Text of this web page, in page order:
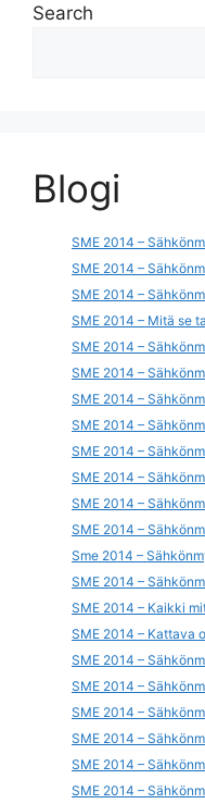
Search
Blogi
SME 2014 –
SME 2014 –
SME 2014 –
SME 2014 – Mitä se
SME 2014 –
SME 2014 –
SME 2014 –
SME 2014 –
SME 2014 –
SME 2014 –
SME 2014 –
SME 2014 –
Sme 2014 –
SME 2014 –
SME 2014 – Kaikki
SME 2014 – Kattava
SME 2014 –
SME 2014 –
SME 2014 –
SME 2014 –
SME 2014 –
SME 2014 –